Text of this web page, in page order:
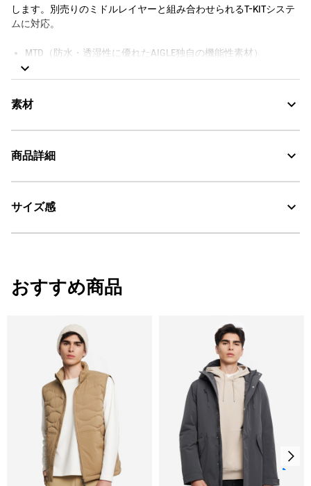
します。別売りのミドルレイヤーと組み合わせられるT-KITシステ
ムに対応。
MTD（防水・透湿性に優れたAIGLE独自の機能性素材）
隠しスナップボタン付きの取り外し可能で調整可能なドローコ
ード付きフード
スタンドカラー
隠しスナップフラップ付きのフロントジップファスナー
ジップ付きの内ポケット 1つ
T-KITファスナー付き：必要に応じてジャケットにジレを取り付
Aigle刺繍
【T-KIT対応アウター】T-KIT対応ミッドレイヤーと組み合わせが可
T-KITとは：T-KITはAIGLEが開発したダイナミック ジップシステム
です。雨風から身体を守る防水アウターウェアと、保温力に優れ
たミッドレイヤーを組み合わせることで、あらゆる天候や気温、
スタイルに対応できます。
サイズ選びについて：アウターとミッドレイヤーは同じジェンダ
ー、サイズのものを選択してください。
素材
MTD：透湿・防水
タンブル乾燥禁止。
アイロン仕上げ処理はできない。
ドライクリーニング処理ができない。
ウェットクリーニング処理ができる。：通常の処理
商品詳細
・色：ノワール（ブラック） (005)
サイズ感
S
44
46
XL 49
おすすめ商品